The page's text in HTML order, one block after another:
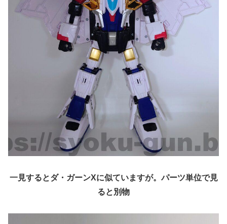
一見するとダ・ガーンXに似ていますが。パーツ単位で見
ると別物